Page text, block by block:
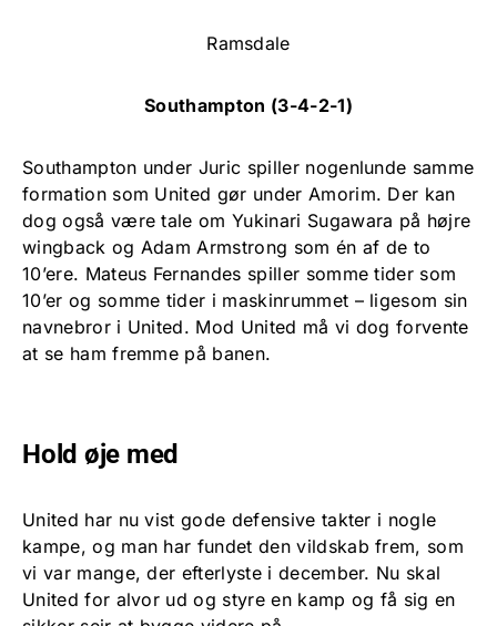
Ramsdale
Southampton (3-4-2-1)
Southampton under Juric spiller nogenlunde samme
formation som United gør under Amorim. Der kan
dog også være tale om Yukinari Sugawara på højre
wingback og Adam Armstrong som én af de to
10’ere. Mateus Fernandes spiller somme tider som
10’er og somme tider i maskinrummet – ligesom sin
navnebror i United. Mod United må vi dog forvente
at se ham fremme på banen.
Hold øje med
United har nu vist gode defensive takter i nogle
kampe, og man har fundet den vildskab frem, som
vi var mange, der efterlyste i december. Nu skal
United for alvor ud og styre en kamp og få sig en